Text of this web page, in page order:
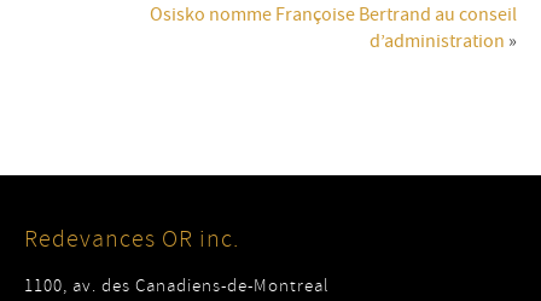
Osisko nomme Françoise Bertrand au conseil
d’administration »
Redevances OR inc.
1100, av. des Canadiens-de-Montreal